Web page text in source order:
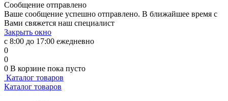
Сообщение отправлено
Ваше сообщение успешно отправлено. В ближайшее время с
Вами свяжется наш специалист
Закрыть окно
с 8:00 до 17:00 ежедневно
0
0
0 В корзине пока пусто
Каталог товаров
Каталог товаров